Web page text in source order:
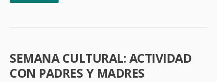
SEMANA CULTURAL: ACTIVIDAD
CON PADRES Y MADRES